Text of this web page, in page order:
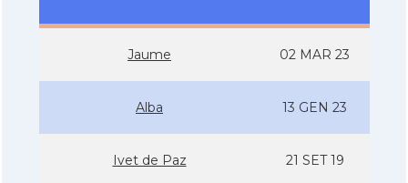
Jaume 02 MAR 23
Alba 13 GEN 23
Ivet de Paz 21 SET 19